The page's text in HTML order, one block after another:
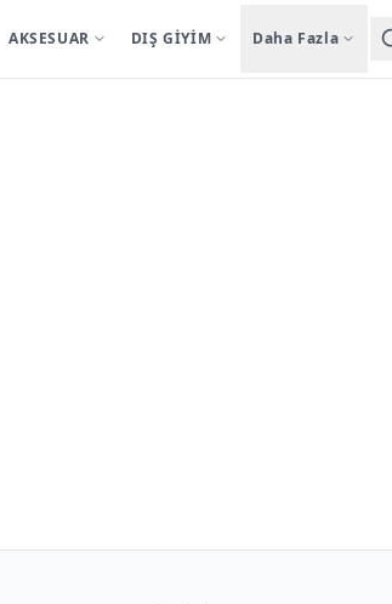
AKSESUAR DIŞ GİYİM Daha Fazla